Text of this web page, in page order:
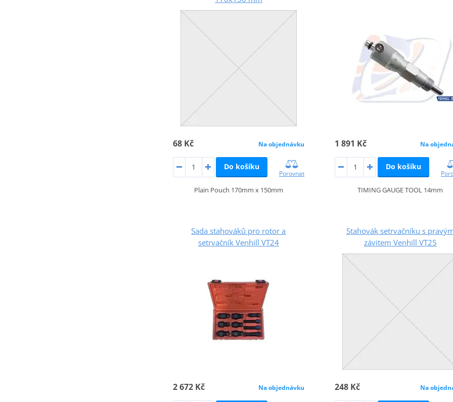
68 Kč Na objednávku
Do košíku
Porovnat
Plain Pouch 170mm x 150mm
1 891 Kč Na
Do košíku
TIMING GAUGE TOOL 14mm
Sada stahováků pro rotor a
setrvačník Venhill VT24
2 672 Kč Na objednávku
Stahovák setrvačníku s
závitem Venhill VT25
248 Kč Na